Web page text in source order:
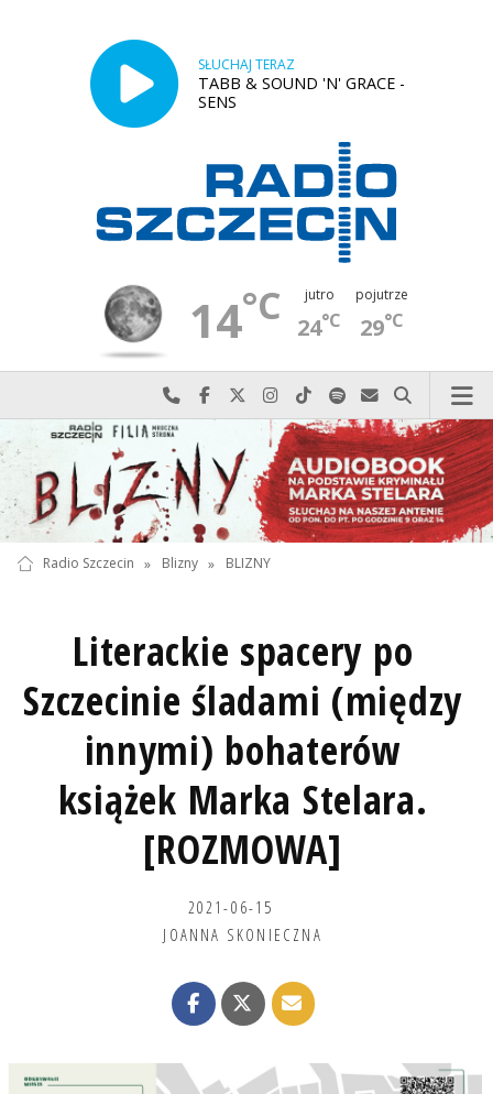
SŁUCHAJ TERAZ
TABB & SOUND 'N' GRACE -
SENS
14°C jutro
24°C
pojutrze
29°C
Najlepiej po prostu do nas zadzwoń
Odwiedź nas na Facebook-u
Odwiedź nas na X
Odwiedź nas na Instagram-ie
Odwiedź nas na TikTok-u
Szukaj nas na Spotify
Wyślij do nas
Szukaj
Radio Szczecin » Blizny » BLIZNY
Literackie spacery po
Szczecinie śladami (między
innymi) bohaterów
książek Marka Stelara.
[ROZMOWA]
2021-06-15
JOANNA SKONIECZNA